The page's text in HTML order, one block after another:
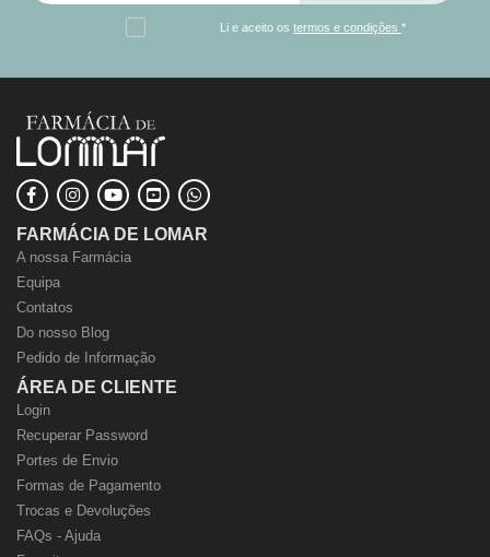
Li e aceito ostermos e condições*
FARMÁCIA DE LOMAR
A nossa Farmácia
Equipa
Contatos
Do nosso Blog
Pedido de Informação
ÁREA DE CLIENTE
Login
Recuperar Password
Portes de Envio
Formas de Pagamento
Trocas e Devoluções
FAQs - Ajuda